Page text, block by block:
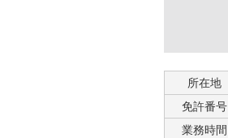
所在地
免許番号
業務時間